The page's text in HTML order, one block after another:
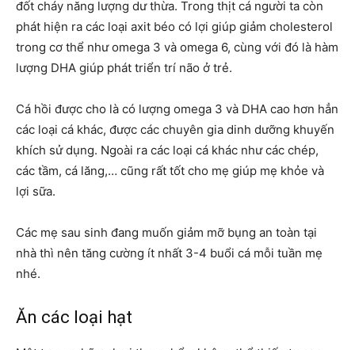
đốt cháy năng lượng dư thừa. Trong thịt cá người ta còn
phát hiện ra các loại axit béo có lợi giúp giảm cholesterol
trong cơ thể như omega 3 và omega 6, cùng với đó là hàm
lượng DHA giúp phát triển trí não ở trẻ.
Cá hồi được cho là có lượng omega 3 và DHA cao hơn hẳn
các loại cá khác, được các chuyên gia dinh dưỡng khuyến
khích sử dụng. Ngoài ra các loại cá khác như các chép,
các tầm, cá lăng,… cũng rất tốt cho mẹ giúp mẹ khỏe và
lợi sữa.
Các mẹ sau sinh đang muốn giảm mỡ bụng an toàn tại
nhà thì nên tăng cường ít nhất 3-4 buổi cá mỗi tuần mẹ
nhé.
Ăn các loại hạt